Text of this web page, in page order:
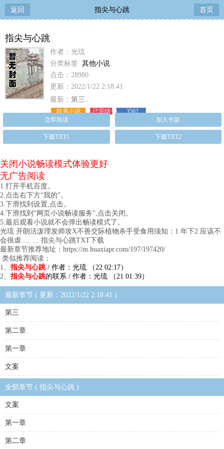
返回 指尖与心跳 首页
指尖与心跳
作者：光琉
分类标签 其他小说
点击：28980
更新：2022/1/22 2:18:41
最新： 第三
耽美小说 已完结
3562
立即阅读
加入书架
下载TXT1 下载TXT2
关闭小说畅读模式体验更好
无广告阅读
1.打开手机百度。
2.点击右下方“我的”。
3.下滑找到设置,点击。
4.下滑找到“网页小说畅读服务”,点击关闭。
5.最后观看小说就不会弹出畅读模式了。
光琉 开朗活泼理发师攻X不善交际植物杀手受食用须知：1.年下2.应该不
会很虐..... ... 指尖与心跳TXT下载
最新章节推荐地址：https://m.huaxiapr.com/197/197420/
类似推荐阅读：
1、 指尖与心跳/ 作者：光琉 （22 02:17）
2、 指尖与心跳的联系 / 作者：光琉 （21 01:39）
最新章节 ( 更新：2022/1/22 2:18:41 )
第三
第二章
第一章
文案
全部章节 ( 指尖与心跳 )
文案
第一章
第二章